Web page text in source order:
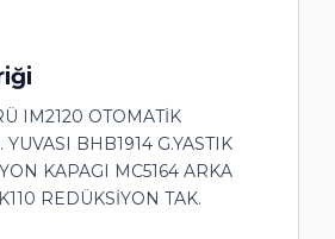
IM2120 OTOMATİK
BHB1914 G.YASTIK
KAPAGI MC5164 ARKA
REDÜKSİYON TAK.